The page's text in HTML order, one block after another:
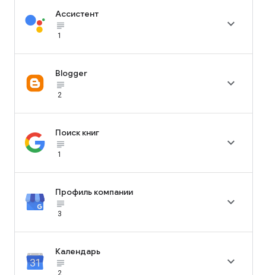
Ассистент
subject_black
1

Blogger
subject_black
2

Поиск книг
subject_black
1

Профиль компании
subject_black
3

Календарь
subject_black
2
